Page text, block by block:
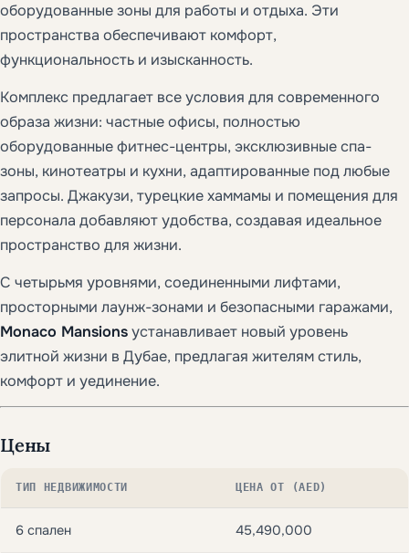
оборудованные зоны для работы и отдыха. Эти
пространства обеспечивают комфорт,
функциональность и изысканность.
Комплекс предлагает все условия для современного
образа жизни: частные офисы, полностью
оборудованные фитнес-центры, эксклюзивные спа-
зоны, кинотеатры и кухни, адаптированные под любые
запросы. Джакузи, турецкие хаммамы и помещения для
персонала добавляют удобства, создавая идеальное
пространство для жизни.
С четырьмя уровнями, соединенными лифтами,
просторными лаунж-зонами и безопасными гаражами,
Monaco Mansionsустанавливает новый уровень
элитной жизни в Дубае, предлагая жителям стиль,
комфорт и уединение.
Цены
ТИП НЕДВИЖИМОСТИ ЦЕНА ОТ (AED)
6 спален 45,490,000